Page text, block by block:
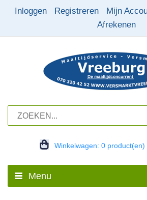
Inloggen Registreren Mijn
Afrekenen
Winkelwagen: 0 product(en)
Menu